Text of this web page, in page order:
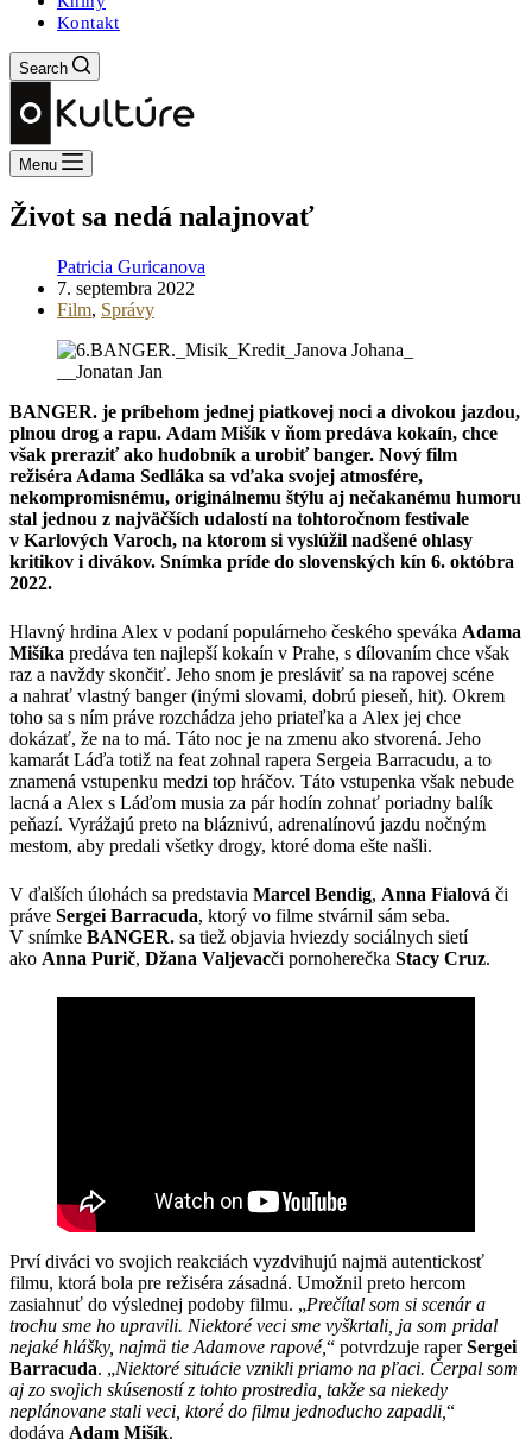
Kontakt
Search
Menu
Život sa nedá nalajnovať
Patricia Guricanova
7. septembra 2022
Film, Správy
BANGER. je príbehom jednej piatkovej noci a divokou jazdou,
plnou drog a rapu. Adam Mišík v ňom predáva kokaín, chce
však preraziť ako hudobník a urobiť banger. Nový film
režiséra Adama Sedláka sa vďaka svojej atmosfére,
nekompromisnému, originálnemu štýlu aj nečakanému humoru
stal jednou z najväčších udalostí na tohtoročnom festivale
v Karlových Varoch, na ktorom si vyslúžil nadšené ohlasy
kritikov i divákov. Snímka príde do slovenských kín 6. októbra
2022.
Hlavný hrdina Alex v podaní populárneho českého speváka Adama
Mišíka predáva ten najlepší kokaín v Prahe, s dílovaním chce však
raz a navždy skončiť. Jeho snom je presláviť sa na rapovej scéne
a nahrať vlastný banger (inými slovami, dobrú pieseň, hit). Okrem
toho sa s ním práve rozchádza jeho priateľka a Alex jej chce
dokázať, že na to má. Táto noc je na zmenu ako stvorená. Jeho
kamarát Láďa totiž na feat zohnal rapera Sergeia Barracudu, a to
znamená vstupenku medzi top hráčov. Táto vstupenka však nebude
lacná a Alex s Láďom musia za pár hodín zohnať poriadny balík
peňazí. Vyrážajú preto na bláznivú, adrenalínovú jazdu nočným
mestom, aby predali všetky drogy, ktoré doma ešte našli.
V ďalších úlohách sa predstavia Marcel Bendig, Anna Fialová či
práve Sergei Barracuda, ktorý vo filme stvárnil sám seba.
V snímke BANGER. sa tiež objavia hviezdy sociálnych sietí
ako Anna Purič, Džana Valjevacči pornoherečka Stacy Cruz.
Prví diváci vo svojich reakciách vyzdvihujú najmä autentickosť
filmu, ktorá bola pre režiséra zásadná. Umožnil preto hercom
zasiahnuť do výslednej podoby filmu. „Prečítal som si scenár a
trochu sme ho upravili. Niektoré veci sme vyškrtali, ja som pridal
nejaké hlášky, najmä tie Adamove rapové,“ potvrdzuje raperSergei
Barracuda. „Niektoré situácie vznikli priamo na pľaci. Čerpal som
aj zo svojich skúseností z tohto prostredia, takže sa niekedy
neplánovane stali veci, ktoré do filmu jednoducho zapadli, “
dodáva Adam Mišík.